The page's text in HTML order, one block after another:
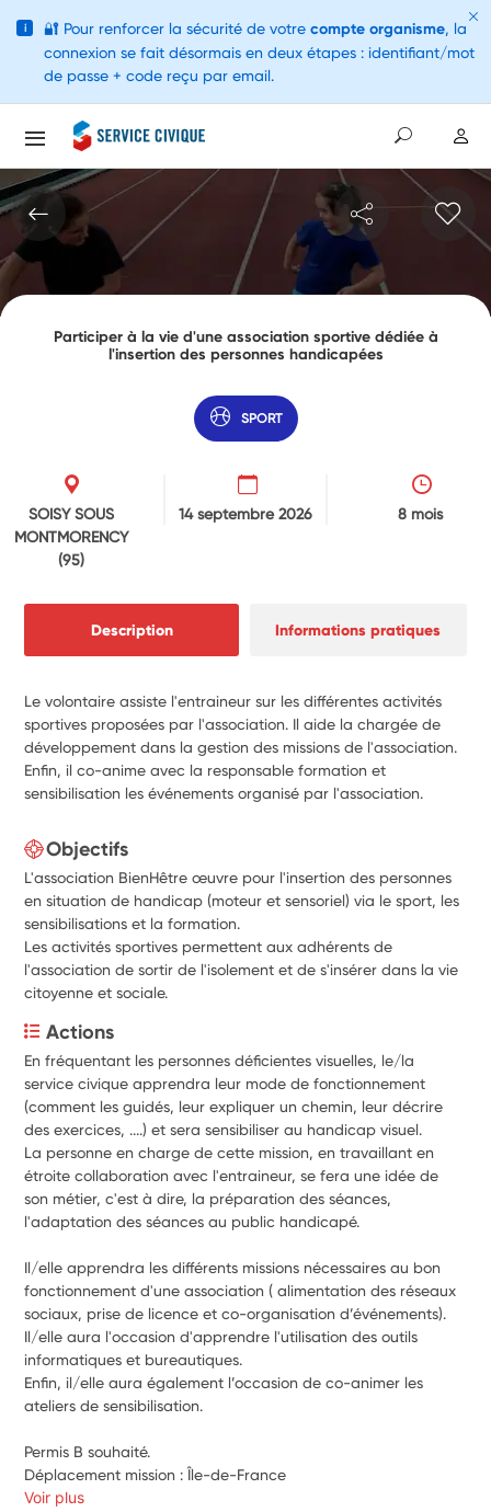
Participer à la vie d'une association sportive dédiée à
l'insertion des personnes handicapées
SPORT
SOISY SOUS
MONTMORENCY
(95)
14 septembre 2026 8 mois
Description Informations pratiques
Le volontaire assiste l'entraineur sur les différentes activités
sportives proposées par l'association. Il aide la chargée de
développement dans la gestion des missions de l'association.
Enfin, il co-anime avec la responsable formation et
sensibilisation les événements organisé par l'association.
Objectifs
L'association BienHêtre œuvre pour l'insertion des personnes
en situation de handicap (moteur et sensoriel) via le sport, les
sensibilisations et la formation.
Les activités sportives permettent aux adhérents de
l'association de sortir de l'isolement et de s'insérer dans la vie
citoyenne et sociale.
Actions
En fréquentant les personnes déficientes visuelles, le/la
service civique apprendra leur mode de fonctionnement
(comment les guidés, leur expliquer un chemin, leur décrire
des exercices, ....) et sera sensibiliser au handicap visuel.
La personne en charge de cette mission, en travaillant en
étroite collaboration avec l'entraineur, se fera une idée de
son métier, c'est à dire, la préparation des séances,
l'adaptation des séances au public handicapé.
Il/elle apprendra les différents missions nécessaires au bon
fonctionnement d'une association ( alimentation des réseaux
sociaux, prise de licence et co-organisation d’événements).
Il/elle aura l'occasion d'apprendre l'utilisation des outils
informatiques et bureautiques.
Enfin, il/elle aura également l’occasion de co-animer les
ateliers de sensibilisation.
Permis B souhaité.
Déplacement mission : Île-de-France
Voir plus
i 🔐 Pour renforcer la sécurité de votre compte organisme, la
connexion se fait désormais en deux étapes : identifiant/mot
de passe + code reçu par email.